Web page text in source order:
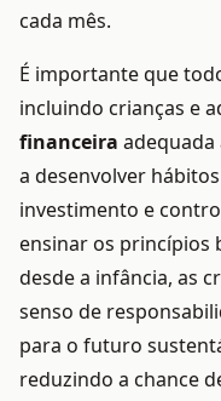
cada mês.
É importante que
incluindo crianças e
financeira adequada
a desenvolver
investimento e
ensinar os princípios
desde a infância, as
senso de
para o futuro
reduzindo a chance